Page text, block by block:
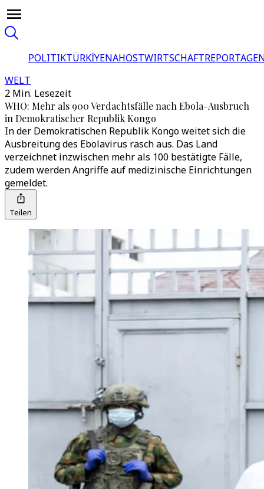
POLITIKTÜRKİYENAHOSTWIRTSCHAFT
WELT
2 Min. Lesezeit
WHO: Mehr als 900 Verdachtsfälle nach Ebola-Ausbruch
in Demokratischer Republik Kongo
In der Demokratischen Republik Kongo weitet sich die
Ausbreitung des Ebolavirus rasch aus. Das Land
verzeichnet inzwischen mehr als 100 bestätigte Fälle,
zudem werden Angriffe auf medizinische Einrichtungen
gemeldet.
Teilen